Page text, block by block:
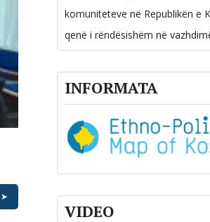
komuniteteve në Republikën e
qenë i rëndësishëm në
INFORMATA
VIDEO